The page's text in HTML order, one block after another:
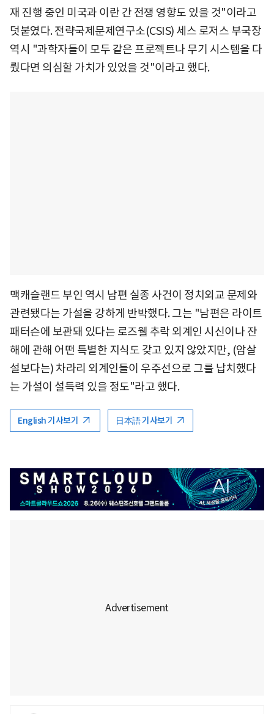
재 진행 중인 미국과 이란 간 전쟁 영향도 있을 것"이라고
덧붙였다. 전략국제문제연구소(CSIS) 세스 로저스 부국장
역시 "과학자들이 모두 같은 프로젝트나 무기 시스템을 다
뤘다면 의심할 가치가 있었을 것"이라고 했다.
맥캐슬랜드 부인 역시 남편 실종 사건이 정치외교 문제와
관련됐다는 가설을 강하게 반박했다. 그는 "남편은 라이트
패터슨에 보관돼 있다는 로즈웰 추락 외계인 시신이나 잔
해에 관해 어떤 특별한 지식도 갖고 있지 않았지만, (암살
설보다는) 차라리 외계인들이 우주선으로 그를 납치했다
는 가설이 설득력 있을 정도"라고 했다.
English 기사보기 日本語 기사보기